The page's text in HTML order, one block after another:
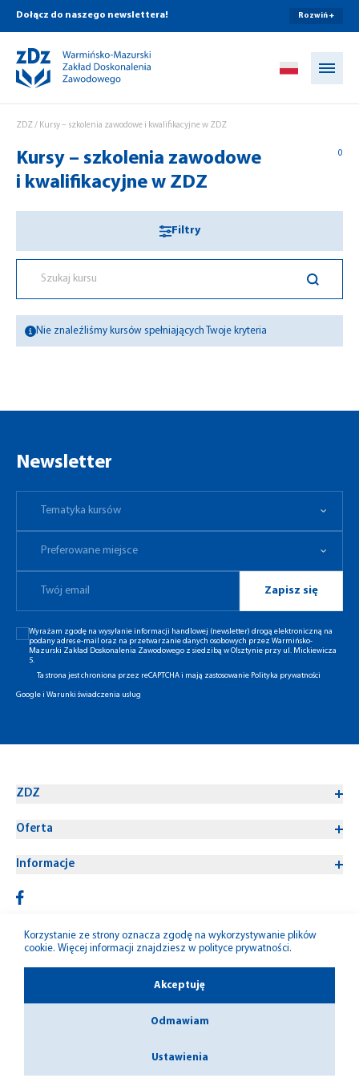
Korzystanie ze strony oznacza zgodę na wykorzystywanie plików
cookie. Więcej informacji znajdziesz w polityce prywatności.
Akceptuję
Odmawiam
Ustawienia
Dołącz do naszego newslettera! Rozwiń +
ZDZ/ Kursy – szkolenia zawodowe i kwalifikacyjne w ZDZ
Kursy – szkolenia zawodowe
i kwalifikacyjne w ZDZ
0
Filtry
Nie znaleźliśmy kursów spełniających Twoje kryteria
Newsletter
Tematyka kursów
Preferowane miejsce
Zapisz się
Wyrażam zgodę na wysyłanie informacji handlowej (newsletter) drogą elektroniczną na
podany adres e-mail oraz na przetwarzanie danych osobowych przez Warmińsko-
Mazurski Zakład Doskonalenia Zawodowego z siedzibą w Olsztynie przy ul. Mickiewicza
5.
Ta strona jest chroniona przez reCAPTCHA i mają zastosowanie Polityka prywatności
Googlei Warunki świadczenia usług
ZDZ
Oferta
Informacje